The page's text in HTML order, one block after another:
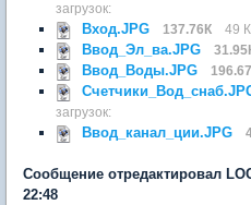
загрузок:
Вход.JPG 137.76К 49
Ввод_Эл_ва.JPG
Ввод_Воды.JPG
загрузок:
Ввод_канал_ции.JPG
Сообщение отредактировал
22:48